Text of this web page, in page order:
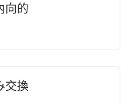
向的
交換